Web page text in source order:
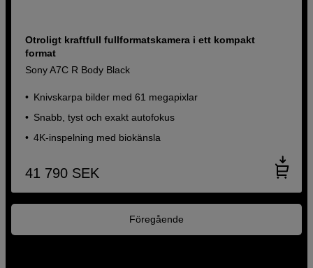
Otroligt kraftfull fullformatskamera i ett kompakt
format
Sony A7C R Body Black
Knivskarpa bilder med 61 megapixlar
Snabb, tyst och exakt autofokus
4K-inspelning med biokänsla
41 790 SEK
Föregående